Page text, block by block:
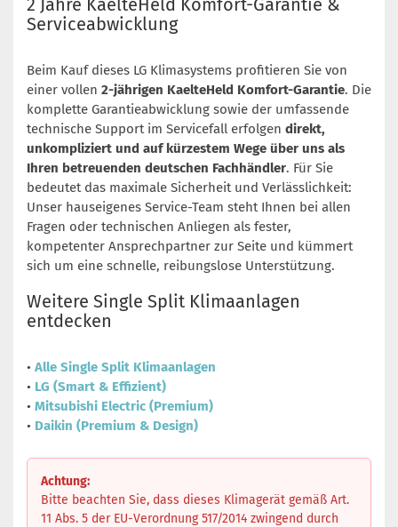
2 Jahre KaelteHeld Komfort-Garantie &
Serviceabwicklung
Beim Kauf dieses LG Klimasystems profitieren Sie von
einer vollen 2-jährigen KaelteHeld Komfort-Garantie. Die
komplette Garantieabwicklung sowie der umfassende
technische Support im Servicefall erfolgen direkt,
unkompliziert und auf kürzestem Wege über uns als
Ihren betreuenden deutschen Fachhändler. Für Sie
bedeutet das maximale Sicherheit und Verlässlichkeit:
Unser hauseigenes Service-Team steht Ihnen bei allen
Fragen oder technischen Anliegen als fester,
kompetenter Ansprechpartner zur Seite und kümmert
sich um eine schnelle, reibungslose Unterstützung.
Weitere Single Split Klimaanlagen
entdecken
• Alle Single Split Klimaanlagen
• LG (Smart & Effizient)
• Mitsubishi Electric (Premium)
• Daikin (Premium & Design)
Achtung:
Bitte beachten Sie, dass dieses Klimagerät gemäß Art.
11 Abs. 5 der EU-Verordnung 517/2014 zwingend durch